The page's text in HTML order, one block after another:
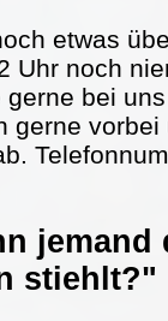
etwas
Uhr noch
gerne bei
gerne vorbei
jemand
stiehlt?"